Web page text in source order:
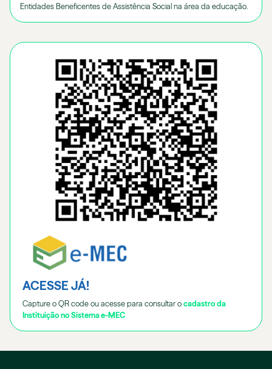
Entidades Beneficentes de Assistência Social na área da educação.
ACESSE JÁ!
Capture o QR code ou acesse para consultar o cadastro da
Instituição no Sistema e-MEC